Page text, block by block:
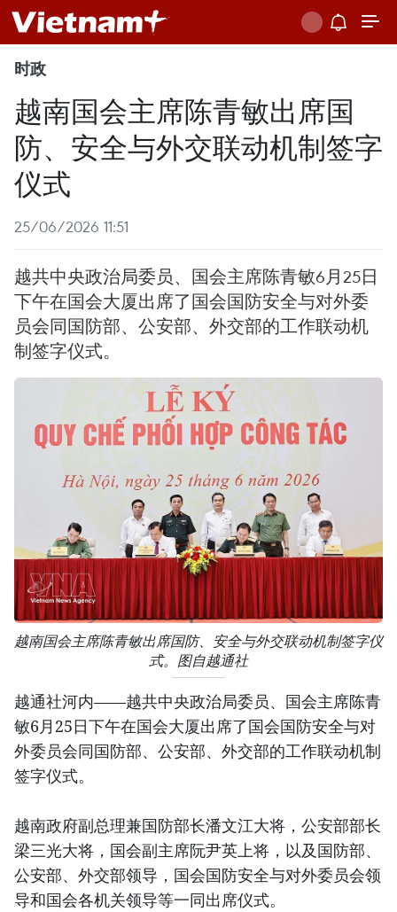
时政
越南国会主席陈青敏出席国
防、安全与外交联动机制签字
仪式
25/06/2026 11:51
越共中央政治局委员、国会主席陈青敏6月25日
下午在国会大厦出席了国会国防安全与对外委
员会同国防部、公安部、外交部的工作联动机
制签字仪式。
越南国会主席陈青敏出席国防、安全与外交联动机制签字仪
式。图自越通社
越通社河内——越共中央政治局委员、国会主席陈青
敏6月25日下午在国会大厦出席了国会国防安全与对
外委员会同国防部、公安部、外交部的工作联动机制
签字仪式。
越南政府副总理兼国防部长潘文江大将，公安部部长
梁三光大将，国会副主席阮尹英上将，以及国防部、
公安部、外交部领导，国会国防安全与对外委员会领
导和国会各机关领导等一同出席仪式。